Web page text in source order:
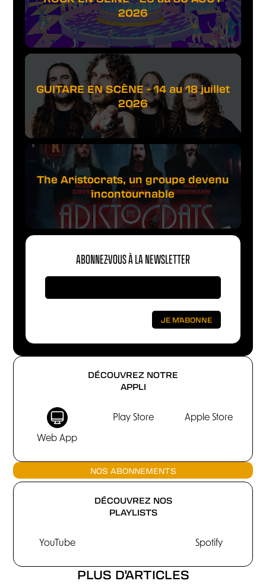
DÉCOUVREZ NOTRE
APPLI
Web App
Play Store Apple Store
NOS ABONNEMENTS
DÉCOUVREZ NOS
PLAYLISTS
YouTube Spotify
2026
GUITARE EN SCÈNE - 14 au 18 juillet
2026
The Aristocrats, un groupe devenu
incontournable
ABONNEZ-VOUS À LA NEWSLETTER
PLUS D'ARTICLES